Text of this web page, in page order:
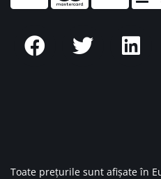
Toate prețurile sunt afișate în